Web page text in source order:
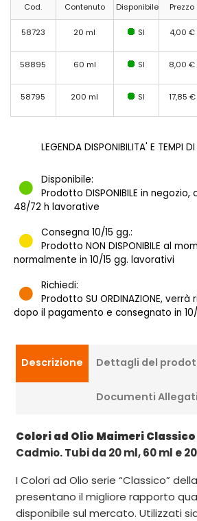
Cod. Contenuto Disponibile Prezzo
58723 20 ml SI 4,00 €
58895 60 ml SI 8,00 €
58795 200 ml SI 17,85 €
LEGENDA DISPONIBILITA' E TEMPI
Disponibile:
Prodotto DISPONIBILE in
48/72 h lavorative
Consegna 10/15 gg.:
Prodotto NON DISPONIBILE al
normalmente in 10/15 gg. lavorativi
Richiedi:
Prodotto SU ORDINAZIONE,
dopo il pagamento e consegnato in 10/
Descrizione Dettagli del
Documenti Allegati
Colori ad Olio Maimeri Classico
Cadmio. Tubi da 20 ml, 60 ml e
I Colori ad Olio serie “Classico”
presentano il migliore rapporto
disponibile sul mercato. Utilizzati